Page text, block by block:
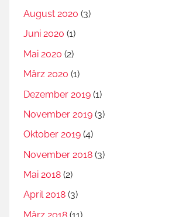
August 2020 (3)
Juni 2020 (1)
Mai 2020 (2)
März 2020 (1)
Dezember 2019 (1)
November 2019 (3)
Oktober 2019 (4)
November 2018 (3)
Mai 2018 (2)
April 2018 (3)